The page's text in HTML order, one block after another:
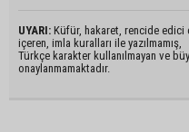
UYARI: Küfür, hakaret, rencide edici
içeren, imla kuralları ile yazılmamış,
Türkçe karakter kullanılmayan ve
onaylanmamaktadır.